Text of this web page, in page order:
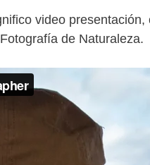
video
de Naturaleza.